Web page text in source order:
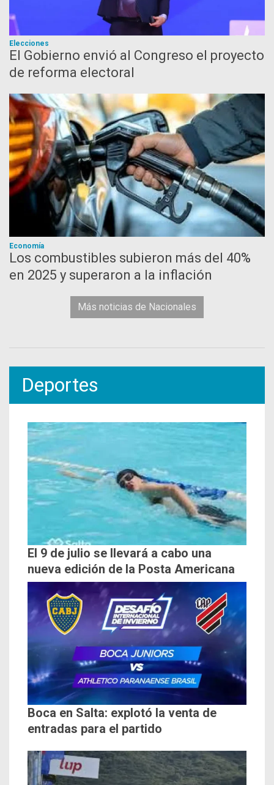
Elecciones
El Gobierno envió al Congreso el proyecto
de reforma electoral
Economía
Los combustibles subieron más del 40%
en 2025 y superaron a la inflación
Más noticias de Nacionales
Deportes
El 9 de julio se llevará a cabo una
nueva edición de la Posta Americana
Boca en Salta: explotó la venta de
entradas para el partido